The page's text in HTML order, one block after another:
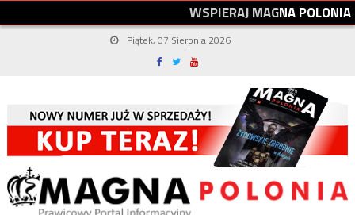
WSPIERAJMAGNAPOLONIA
Piątek, 07 Sierpnia 2026